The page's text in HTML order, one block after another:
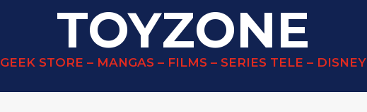
TOYZONE
GEEK STORE – MANGAS – FILMS – SERIES TELE – DISNEY